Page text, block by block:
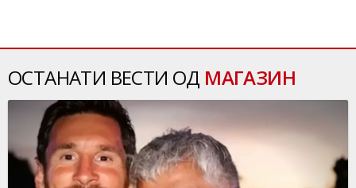
ОСТАНАТИ ВЕСТИ ОД МАГАЗИН